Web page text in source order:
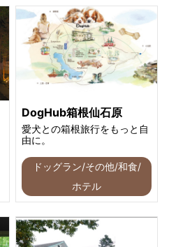
DogHub箱根仙石原
愛犬との箱根旅行をもっと自
由に。
ドッグラン/その他/和食/
ホテル